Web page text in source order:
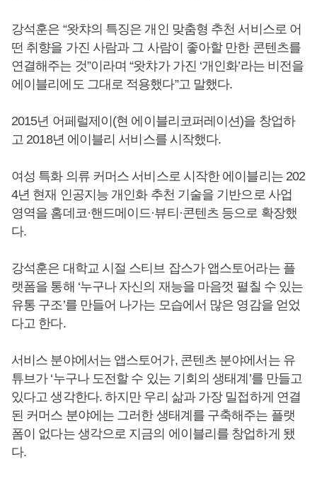
강석훈은 “왓챠의 특징은 개인 맞춤형 추천 서비스로 어
떤 취향을 가진 사람과 그 사람이 좋아할 만한 콘텐츠를
연결해주는 것”이라며 “왓챠가 가진 ‘개인화’라는 비전을
에이블리에도 그대로 적용했다”고 말했다.
2015년 어페럴제이(현 에이블리코퍼레이션)을 창업하
고 2018년 에이블리 서비스를 시작했다.
여성 특화 의류 커머스 서비스로 시작한 에이블리는 202
4년 현재 인공지능 개인화 추천 기술을 기반으로 사업
영역을 홈데코·핸드메이드·뷰티·콘텐츠 등으로 확장했
다.
강석훈은 대학교 시절 스티브 잡스가 앱스토어라는 플
랫폼을 통해 ‘누구나 자신의 재능을 마음껏 펼칠 수 있는
유통 구조’를 만들어 나가는 모습에서 많은 영감을 얻었
다고 한다.
서비스 분야에서는 앱스토어가, 콘텐츠 분야에서는 유
튜브가 ‘누구나 도전할 수 있는 기회의 생태계’를 만들고
있다고 생각한다. 하지만 우리 삶과 가장 밀접하게 연결
된 커머스 분야에는 그러한 생태계를 구축해주는 플랫
폼이 없다는 생각으로 지금의 에이블리를 창업하게 됐
다.